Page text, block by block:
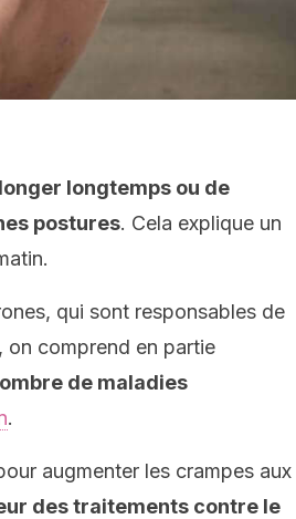
longtemps ou de
postures. Cela explique un
qui sont responsables de
on comprend en partie
de maladies
.
augmenter les crampes aux
des traitements contre le